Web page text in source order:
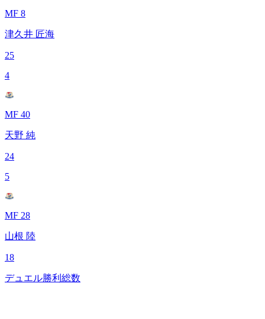
MF 8
津久井 匠海
25
4
MF 40
天野 純
24
5
MF 28
山根 陸
18
デュエル勝利総数